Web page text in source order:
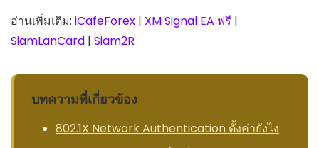
อ่านเพิ่มเติม: iCafeForex | XM Signal EA ฟรี |
SiamLanCard | Siam2R
บทความที่เกี่ยวข้อง
802.1X Network Authentication ตั้งค่ายังไง